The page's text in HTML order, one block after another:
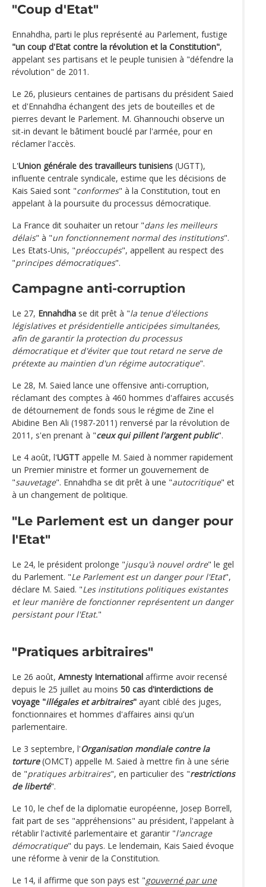
"Coup d'Etat"
Ennahdha, parti le plus représenté au Parlement, fustige
"un coup d'Etat contre la révolution et la Constitution",
appelant ses partisans et le peuple tunisien à "défendre la
révolution" de 2011.
Le 26, plusieurs centaines de partisans du président Saied
et d'Ennahdha échangent des jets de bouteilles et de
pierres devant le Parlement. M. Ghannouchi observe un
sit-in devant le bâtiment bouclé par l'armée, pour en
réclamer l'accès.
L'Union générale des travailleurs tunisiens (UGTT),
influente centrale syndicale, estime que les décisions de
Kais Saied sont "conformes" à la Constitution, tout en
appelant à la poursuite du processus démocratique.
La France dit souhaiter un retour "dans les meilleurs
délais" à "un fonctionnement normal des institutions".
Les Etats-Unis, "préoccupés", appellent au respect des
"principes démocratiques".
Campagne anti-corruption
Le 27, Ennahdha se dit prêt à "la tenue d'élections
législatives et présidentielle anticipées simultanées,
afin de garantir la protection du processus
démocratique et d'éviter que tout retard ne serve de
prétexte au maintien d'un régime autocratique".
Le 28, M. Saied lance une offensive anti-corruption,
réclamant des comptes à 460 hommes d'affaires accusés
de détournement de fonds sous le régime de Zine el
Abidine Ben Ali (1987-2011) renversé par la révolution de
2011, s'en prenant à "ceux qui pillent l'argent public".
Le 4 août, l'UGTT appelle M. Saied à nommer rapidement
un Premier ministre et former un gouvernement de
"sauvetage". Ennahdha se dit prêt à une "autocritique" et
à un changement de politique.
"Le Parlement est un danger pour
l'Etat"
Le 24, le président prolonge "jusqu'à nouvel ordre" le gel
du Parlement. "Le Parlement est un danger pour l'Etat",
déclare M. Saied. "Les institutions politiques existantes
et leur manière de fonctionner représentent un danger
persistant pour l'Etat."
"Pratiques arbitraires"
Le 26 août, Amnesty International affirme avoir recensé
depuis le 25 juillet au moins 50 cas d'interdictions de
voyage "illégales et arbitraires" ayant ciblé des juges,
fonctionnaires et hommes d'affaires ainsi qu'un
parlementaire.
Le 3 septembre, l'Organisation mondiale contre la
torture(OMCT) appelle M. Saied à mettre fin à une série
de "pratiques arbitraires", en particulier des "restrictions
de liberté".
Le 10, le chef de la diplomatie européenne, Josep Borrell,
fait part de ses "appréhensions" au président, l'appelant à
rétablir l'activité parlementaire et garantir "l'ancrage
démocratique" du pays. Le lendemain, Kais Saied évoque
une réforme à venir de la Constitution.
Le 14, il affirme que son pays est "gouverné par une